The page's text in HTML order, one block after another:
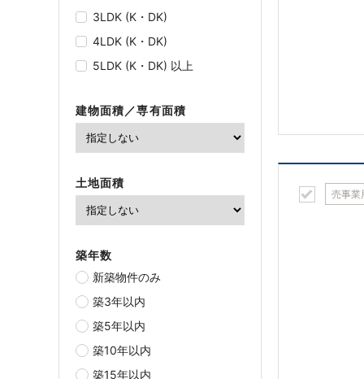
3LDK (K・DK)
4LDK (K・DK)
5LDK (K・DK) 以上
建物面積／専有面積
土地面積
築年数
新築物件のみ
築3年以内
築5年以内
築10年以内
築15年以内
売事業